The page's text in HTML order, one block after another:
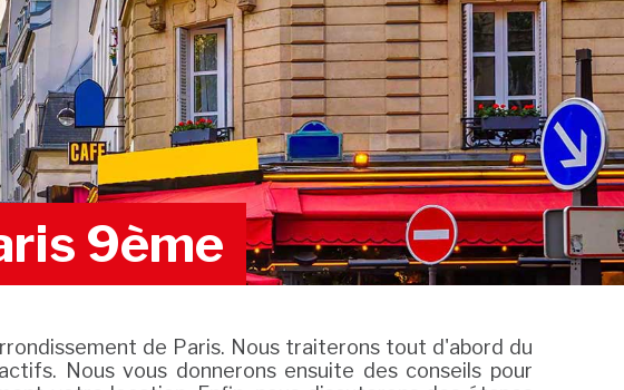
9ème
de Paris. Nous traiterons tout d'abord du
Nous vous donnerons ensuite des conseils pour